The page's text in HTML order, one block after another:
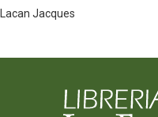
Lacan Jacques